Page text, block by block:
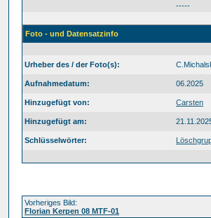
-----
Foto - und Datensatzinfo
Urheber des / der Foto(s):
Aufnahmedatum: 06.2025
Hinzugefügt von: Carsten
Hinzugefügt am:
Schlüsselwörter:
Vorheriges Bild:
Florian Kerpen 08 MTF-01